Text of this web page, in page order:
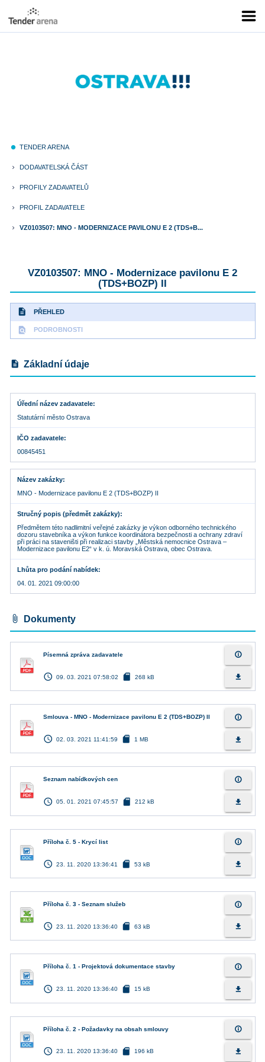
fiber_manual_record TENDER ARENA
keyboard_arrow_right DODAVATELSKÁ ČÁST
keyboard_arrow_right PROFILY ZADAVATELŮ
keyboard_arrow_right PROFIL ZADAVATELE
keyboard_arrow_right VZ0103507: MNO - MODERNIZACE PAVILONU E 2 (TDS+B...
VZ0103507: MNO - Modernizace pavilonu E 2
(TDS+BOZP) II
description PŘEHLED
find_in_page PODROBNOSTI
description Základní údaje
Úřední název zadavatele
Statutární město Ostrava
IČO zadavatele
00845451
Název zakázky
MNO - Modernizace pavilonu E 2 (TDS+BOZP) II
Stručný popis (předmět zakázky)
Předmětem této nadlimitní veřejné zakázky je výkon odborného technického
dozoru stavebníka a výkon funkce koordinátora bezpečnosti a ochrany zdraví
při práci na staveništi při realizaci stavby „Městská nemocnice Ostrava –
Modernizace pavilonu E2“ v k. ú. Moravská Ostrava, obec Ostrava.
Lhůta pro podání nabídek
04. 01. 2021 09:00:00
attach_file Dokumenty
Písemná zpráva zadavatele
access_time 09. 03. 2021 07:58:02 sd_card 268 kB
info_outline
file_download
Smlouva - MNO - Modernizace pavilonu E 2 (TDS+BOZP) II
access_time 02. 03. 2021 11:41:59 sd_card 1 MB
info_outline
file_download
Seznam nabídkových cen
access_time 05. 01. 2021 07:45:57 sd_card 212 kB
info_outline
file_download
Příloha č. 5 - Krycí list
access_time 23. 11. 2020 13:36:41 sd_card 53 kB
info_outline
file_download
Příloha č. 3 - Seznam služeb
access_time 23. 11. 2020 13:36:40 sd_card 63 kB
info_outline
file_download
Příloha č. 1 - Projektová dokumentace stavby
access_time 23. 11. 2020 13:36:40 sd_card 15 kB
info_outline
file_download
Příloha č. 2 - Požadavky na obsah smlouvy
access_time 23. 11. 2020 13:36:40 sd_card 196 kB
info_outline
file_download